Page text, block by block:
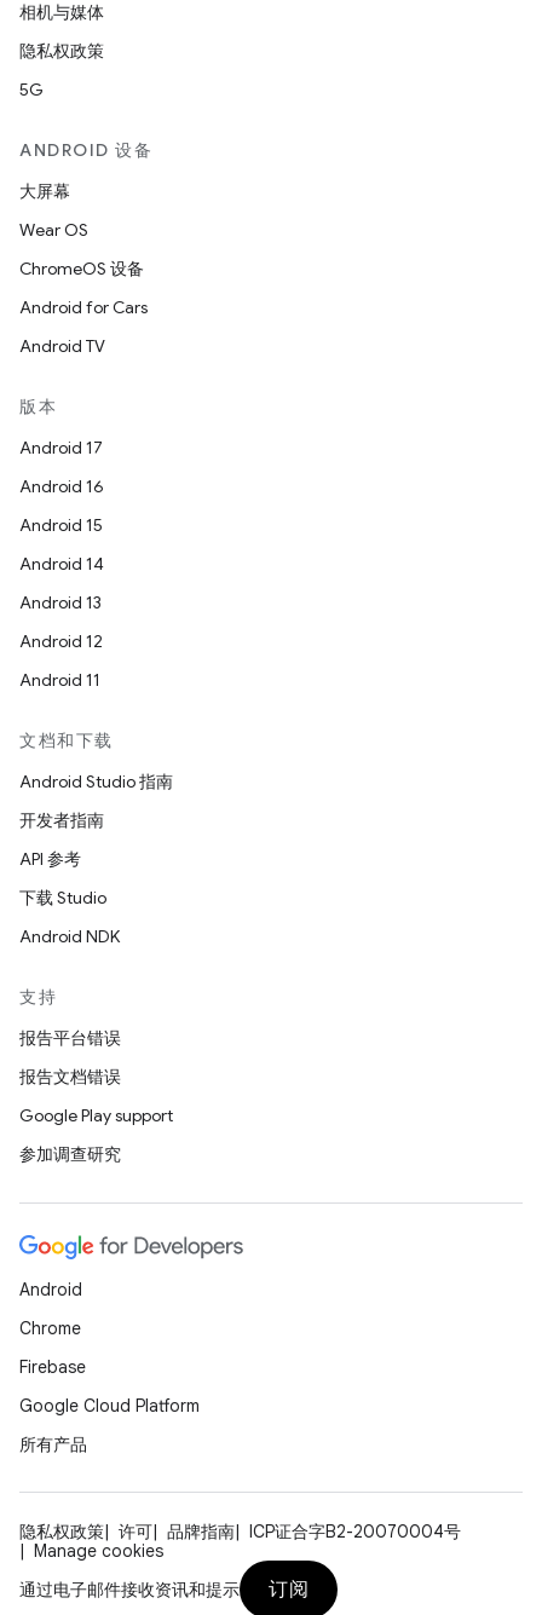
相机与媒体
隐私权政策
5G
ANDROID 设备
大屏幕
Wear OS
ChromeOS 设备
Android for Cars
Android TV
版本
Android 17
Android 16
Android 15
Android 14
Android 13
Android 12
Android 11
文档和下载
Android Studio 指南
开发者指南
API 参考
下载 Studio
Android NDK
支持
报告平台错误
报告文档错误
Google Play support
参加调查研究
Android
Chrome
Firebase
Google Cloud Platform
所有产品
隐私权政策 许可 品牌指南
ICP证合字B2-20070004号
Manage cookies
通过电子邮件接收资讯和提示
订阅